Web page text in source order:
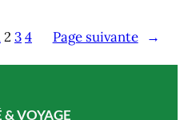
234 Page suivante →
VOYAGE